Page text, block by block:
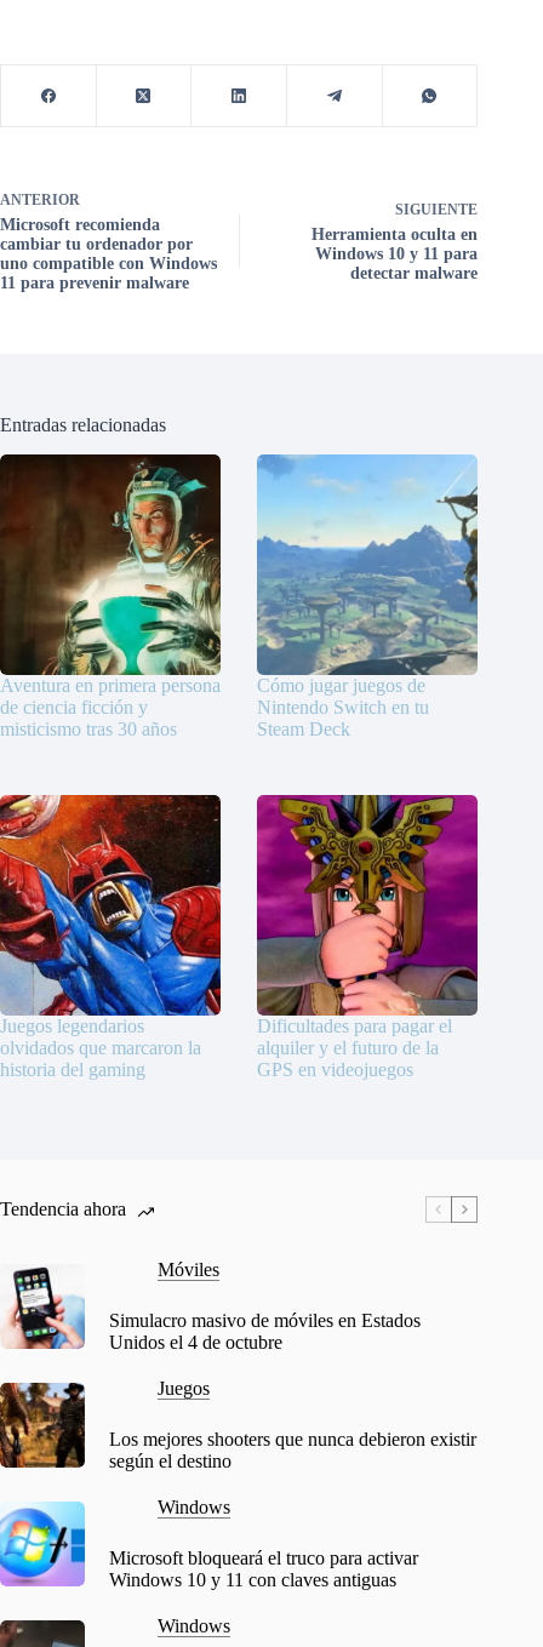
ANTERIOR
Microsoft recomienda
cambiar tu ordenador por
uno compatible con Windows
11 para prevenir malware
SIGUIENTE
Herramienta oculta en
Windows 10 y 11 para
detectar malware
Entradas relacionadas
Aventura en primera persona
de ciencia ficción y
misticismo tras 30 años
Cómo jugar juegos de
Nintendo Switch en tu
Steam Deck
Juegos legendarios
olvidados que marcaron la
historia del gaming
Dificultades para pagar el
alquiler y el futuro de la
GPS en videojuegos
Tendencia ahora
Móviles
Simulacro masivo de móviles en Estados
Unidos el 4 de octubre
Juegos
Los mejores shooters que nunca debieron existir
según el destino
Windows
Microsoft bloqueará el truco para activar
Windows 10 y 11 con claves antiguas
Windows